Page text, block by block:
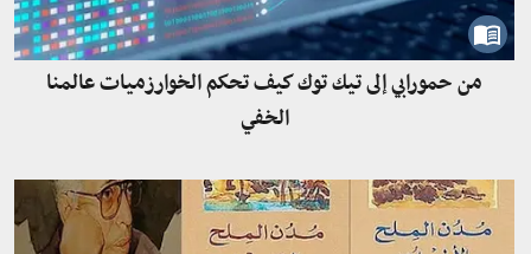
من حمورابي إلى تيك توك كيف تحكم الخوارزميات عالمنا
الخفي